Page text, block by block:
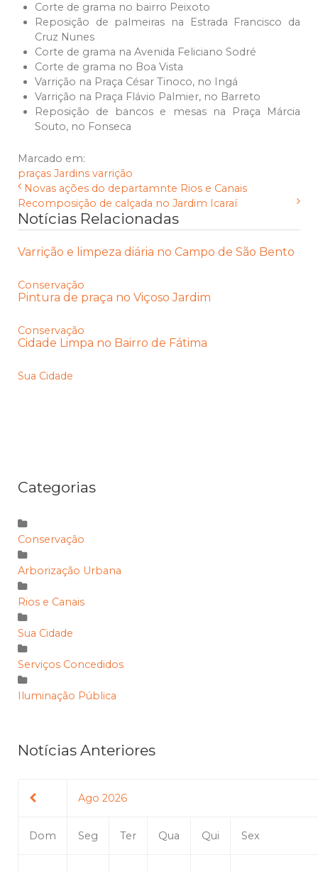
Corte de grama no bairro Peixoto
Reposição de palmeiras na Estrada Francisco da
Cruz Nunes
Corte de grama na Avenida Feliciano Sodré
Corte de grama no Boa Vista
Varrição na Praça César Tinoco, no Ingá
Varrição na Praça Flávio Palmier, no Barreto
Reposição de bancos e mesas na Praça Márcia
Souto, no Fonseca
Marcado em:
praças Jardins varrição
Novas ações do departamnte Rios e Canais
Recomposição de calçada no Jardim Icaraí
Notícias Relacionadas
Varrição e limpeza diária no Campo de São Bento
Conservação
Pintura de praça no Viçoso Jardim
Conservação
Cidade Limpa no Bairro de Fátima
Sua Cidade
Categorias
Conservação
Arborização Urbana
Rios e Canais
Sua Cidade
Serviços Concedidos
Iluminação Pública
Notícias Anteriores
Ago 2026
Dom Seg Ter Qua Qui Sex